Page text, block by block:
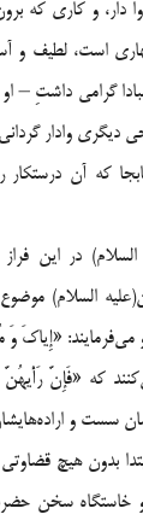
دار، و كارى كه
است، لطيف و
گرامى داشتِ –
ديگرى وادار
كه آن درستكار
در اين
السلام) موضوع
مي‌فرمايند: «إِياكَ
که «فَإِنَّ
سست و
بدون هيچ
و خاستگاه سخن